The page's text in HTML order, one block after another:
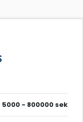
5000 - 800000 sek